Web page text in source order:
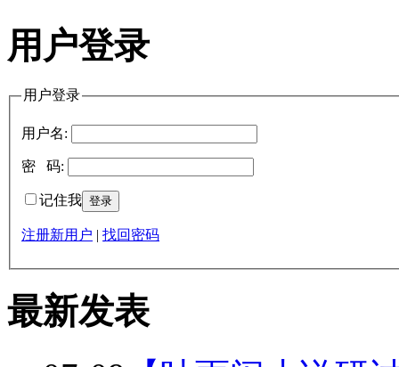
用户登录
用户登录
用户名:
密 码:
记住我
注册新用户 | 找回密码
最新发表